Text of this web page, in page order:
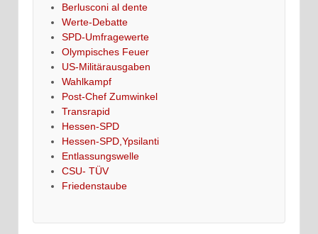
Berlusconi al dente
Werte-Debatte
SPD-Umfragewerte
Olympisches Feuer
US-Militärausgaben
Wahlkampf
Post-Chef Zumwinkel
Transrapid
Hessen-SPD
Hessen-SPD,Ypsilanti
Entlassungswelle
CSU- TÜV
Friedenstaube